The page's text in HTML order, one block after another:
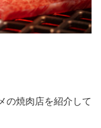
の焼肉店を紹介して